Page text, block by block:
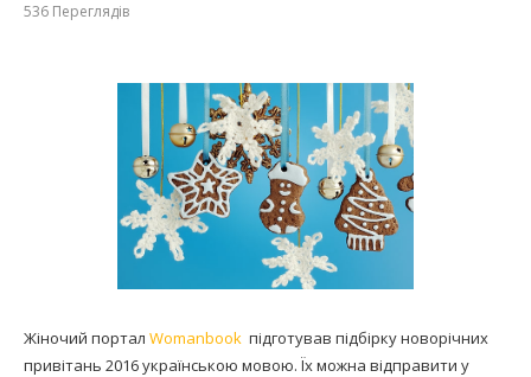
536 Переглядів
Жіночий портал Womanbook підготував підбірку новорічних
привітань 2016 українською мовою. Їх можна відправити у